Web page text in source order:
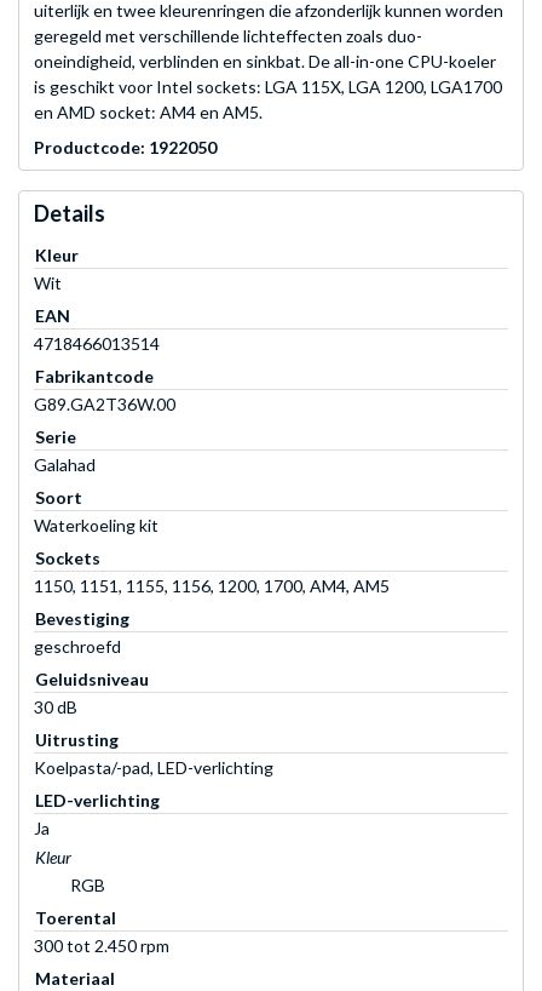
uiterlijk en twee kleurenringen die afzonderlijk kunnen worden
geregeld met verschillende lichteffecten zoals duo-
oneindigheid, verblinden en sinkbat. De all-in-one CPU-koeler
is geschikt voor Intel sockets: LGA 115X, LGA 1200, LGA1700
en AMD socket: AM4 en AM5.
Productcode: 1922050
Details
Kleur
Wit
EAN
4718466013514
Fabrikantcode
G89.GA2T36W.00
Serie
Galahad
Soort
Waterkoeling kit
Sockets
1150, 1151, 1155, 1156, 1200, 1700, AM4, AM5
Bevestiging
geschroefd
Geluidsniveau
30 dB
Uitrusting
Koelpasta/-pad, LED-verlichting
LED-verlichting
Ja
Kleur
RGB
Toerental
300 tot 2.450 rpm
Materiaal